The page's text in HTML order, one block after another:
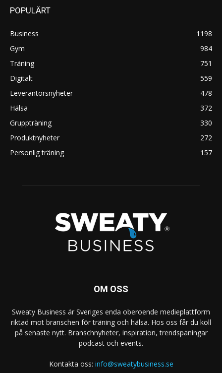
POPULÄRT
Business
1198
Gym
984
Träning
751
Digitalt
559
Leverantörsnyheter
478
Hälsa
372
Gruppträning
330
Produktnyheter
272
Personlig träning
157
OM OSS
Sweaty Business är Sveriges enda oberoende medieplattform
riktad mot branschen för träning och hälsa. Hos oss får du koll
på senaste nytt. Branschnyheter, inspiration, trendspaningar
podcast och events.
Kontakta oss: info@sweatybusiness.se